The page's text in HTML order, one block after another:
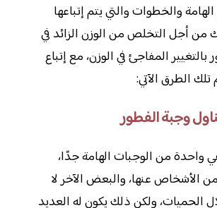
والخطوات والتي يتم إتباعها
من أجل التخلص من الوزن الزائد في
المفاجئ في الوزن، مع إتباع
الطرق الآتي:
واحدة من الوجبات الهامة جدًا،
الأشخاص عنها، والبعض الآخر لا
الحميات، ولكن ذلك يكون له العديد